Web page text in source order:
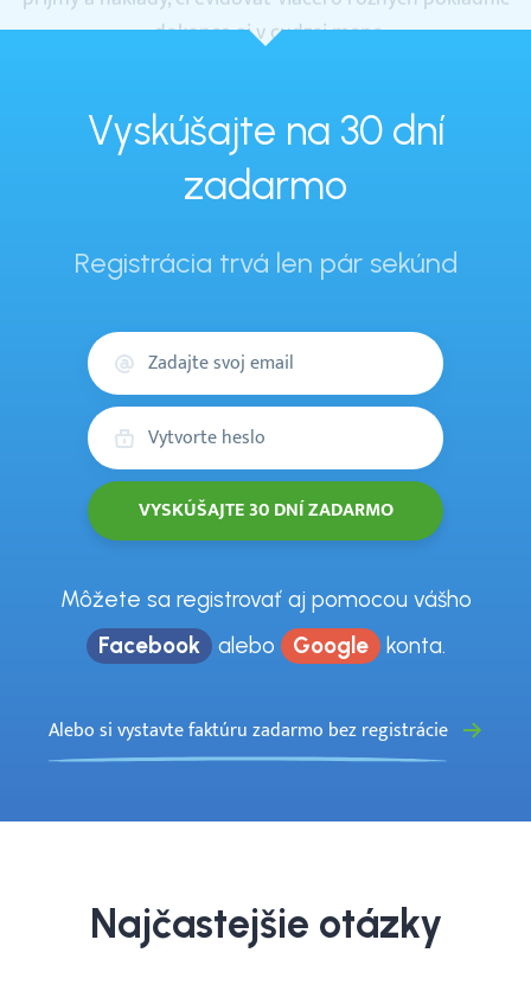
Vyskúšajte na 30 dní
zadarmo
Registrácia trvá len pár sekúnd
Váš
email
Môžete sa registrovať aj pomocou vášho
Facebook alebo Google konta.
Alebo si vystavte faktúru zadarmo bez registrácie
Najčastejšie otázky